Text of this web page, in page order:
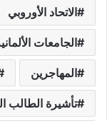
الاتحاد الأوروبي
الجامعات
المهاجرين
تأشيرة الطالب